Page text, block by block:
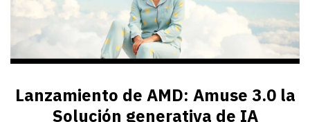
Lanzamiento de AMD: Amuse 3.0 la
Solución generativa de IA